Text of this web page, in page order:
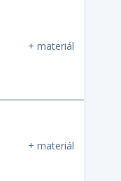
+ materiál
+ materiál